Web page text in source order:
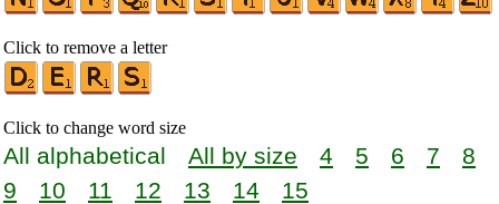
Click to remove a letter
Click to change word size
All alphabetical All by size 4 5 6 7
8
9
10 11 12 13 14 15